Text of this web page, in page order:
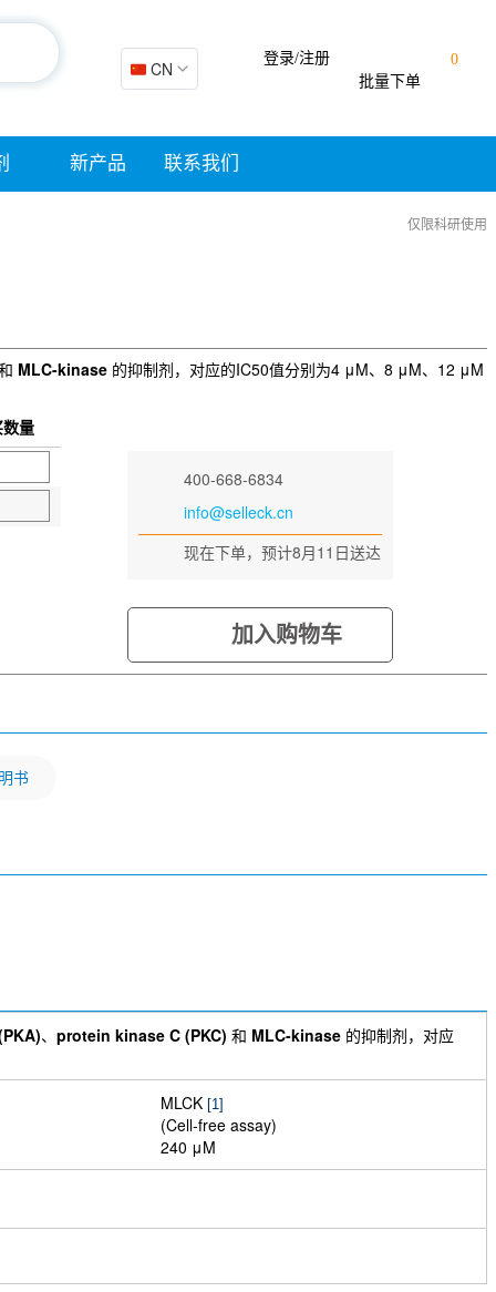
🇨🇳 CN
0
批量下单
登录/注册
新产品 联系我们
仅限科研使用
MLC-kinase 的抑制剂，对应的IC50值分别为4 μM、8 μM、12 μM
量
400-668-6834
info@selleck.cn
现在下单，预计8月11日送达
加入购物车
书
、 protein kinase C (PKC) 和 MLC-kinase 的抑制剂，对应
MLCK [1]
(Cell-free assay)
240 μM